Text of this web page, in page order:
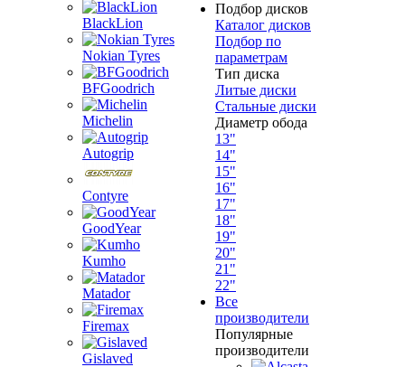
BlackLion
Nokian Tyres
BFGoodrich
Michelin
Autogrip
Contyre
GoodYear
Kumho
Matador
Firemax
Gislaved
Подбор дисков
Каталог дисков
Подбор по
параметрам
Тип диска
Литые диски
Стальные диски
Диаметр обода
13"
14"
15"
16"
17"
18"
19"
20"
21"
22"
Все
производители
Популярные
производители